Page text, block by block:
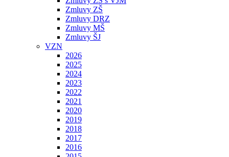
Zmluvy ZŠ
Zmluvy DRZ
Zmluvy MŠ
Zmluvy ŠJ
VZN
2026
2025
2024
2023
2022
2021
2020
2019
2018
2017
2016